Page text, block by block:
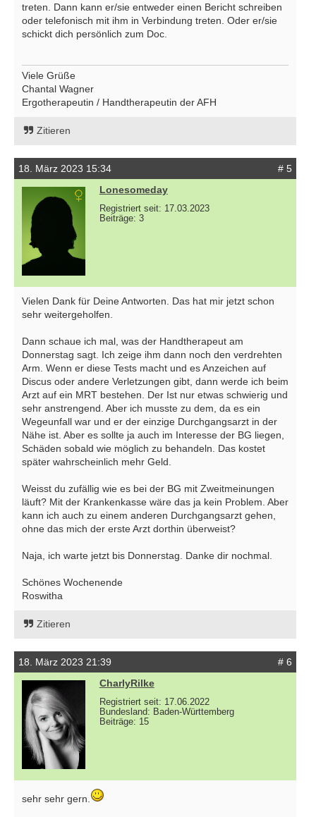
treten. Dann kann er/sie entweder einen Bericht schreiben
oder telefonisch mit ihm in Verbindung treten. Oder er/sie
schickt dich persönlich zum Doc.
Viele Grüße
Chantal Wagner
Ergotherapeutin / Handtherapeutin der AFH
Zitieren
18. März 2023 15:34
# 5
Lonesomeday
Registriert seit: 17.03.2023
Beiträge: 3
Vielen Dank für Deine Antworten. Das hat mir jetzt schon
sehr weitergeholfen.
Dann schaue ich mal, was der Handtherapeut am
Donnerstag sagt. Ich zeige ihm dann noch den verdrehten
Arm. Wenn er diese Tests macht und es Anzeichen auf
Discus oder andere Verletzungen gibt, dann werde ich beim
Arzt auf ein MRT bestehen. Der Ist nur etwas schwierig und
sehr anstrengend. Aber ich musste zu dem, da es ein
Wegeunfall war und er der einzige Durchgangsarzt in der
Nähe ist. Aber es sollte ja auch im Interesse der BG liegen,
Schäden sobald wie möglich zu behandeln. Das kostet
später wahrscheinlich mehr Geld.
Weisst du zufällig wie es bei der BG mit Zweitmeinungen
läuft? Mit der Krankenkasse wäre das ja kein Problem. Aber
kann ich auch zu einem anderen Durchgangsarzt gehen,
ohne das mich der erste Arzt dorthin überweist?
Naja, ich warte jetzt bis Donnerstag. Danke dir nochmal.
Schönes Wochenende
Roswitha
Zitieren
18. März 2023 21:39
# 6
CharlyRilke
Registriert seit: 17.06.2022
Bundesland: Baden-Württemberg
Beiträge: 15
sehr sehr gern.